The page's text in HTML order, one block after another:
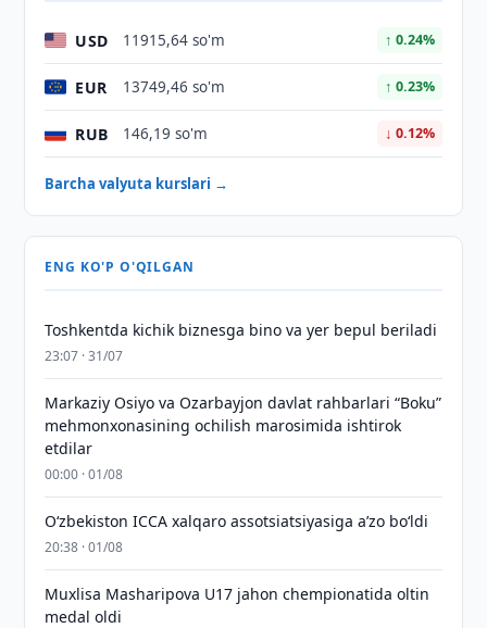
USD 11915,64 so'm ↑ 0.24%
EUR 13749,46 so'm ↑ 0.23%
RUB 146,19 so'm ↓ 0.12%
Barcha valyuta kurslari →
ENG KO'P O'QILGAN
Toshkentda kichik biznesga bino va yer bepul beriladi
23:07 · 31/07
Markaziy Osiyo va Ozarbayjon davlat rahbarlari “Boku”
mehmonxonasining ochilish marosimida ishtirok
etdilar
00:00 · 01/08
O‘zbekiston ICCA xalqaro assotsiatsiyasiga aʼzo bo‘ldi
20:38 · 01/08
Muxlisa Masharipova U17 jahon chempionatida oltin
medal oldi